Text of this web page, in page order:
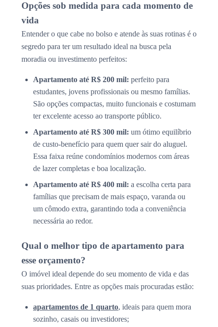
Opções sob medida para cada momento de
vida
Entender o que cabe no bolso e atende às suas rotinas é o
segredo para ter um resultado ideal na busca pela
moradia ou investimento perfeitos:
Apartamento até R$ 200 mil: perfeito para
estudantes, jovens profissionais ou mesmo famílias.
São opções compactas, muito funcionais e costumam
ter excelente acesso ao transporte público.
Apartamento até R$ 300 mil: um ótimo equilíbrio
de custo-benefício para quem quer sair do aluguel.
Essa faixa reúne condomínios modernos com áreas
de lazer completas e boa localização.
Apartamento até R$ 400 mil: a escolha certa para
famílias que precisam de mais espaço, varanda ou
um cômodo extra, garantindo toda a conveniência
necessária ao redor.
Qual o melhor tipo de apartamento para
esse orçamento?
O imóvel ideal depende do seu momento de vida e das
suas prioridades. Entre as opções mais procuradas estão:
apartamentos de 1 quarto, ideais para quem mora
sozinho, casais ou investidores;